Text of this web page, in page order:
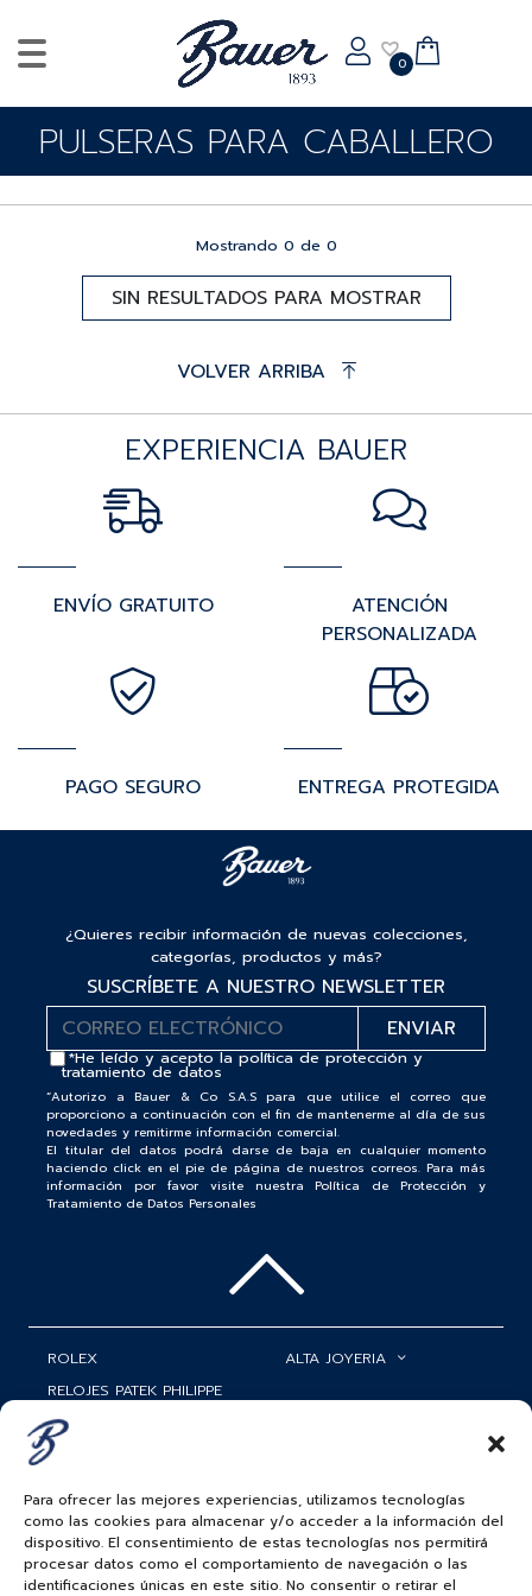
Para ofrecer las mejores experiencias, utilizamos tecnologías
como las cookies para almacenar y/o acceder a la información del
dispositivo. El consentimiento de estas tecnologías nos permitirá
procesar datos como el comportamiento de navegación o las
identificaciones únicas en este sitio. No consentir o retirar el
0
PULSERAS PARA CABALLERO
Mostrando 0 de 0
SIN RESULTADOS PARA MOSTRAR
VOLVER ARRIBA
EXPERIENCIA BAUER
ENVÍO GRATUITO
ATENCIÓN
PERSONALIZADA
PAGO SEGURO ENTREGA PROTEGIDA
¿Quieres recibir información de nuevas colecciones,
categorías, productos y más?
SUSCRÍBETE A NUESTRO NEWSLETTER
*He leído y acepto lapolítica de protección y
tratamiento de datos
“Autorizo a Bauer & Co S.A.S para que utilice el correo que
proporciono a continuación con el fin de mantenerme al día de sus
novedades y remitirme información comercial.
El titular del datos podrá darse de baja en cualquier momento
haciendo click en el pie de página de nuestros correos. Para más
información por favor visite nuestra Política de Protección y
Tratamiento de Datos Personales
ROLEX
RELOJES PATEK PHILIPPE
RELOJERÍA
ALTA JOYERIA
MATRIMONIOS
ACCESORIOS
BAUER NEWS
SERVICIOS
SIGUENOS EN